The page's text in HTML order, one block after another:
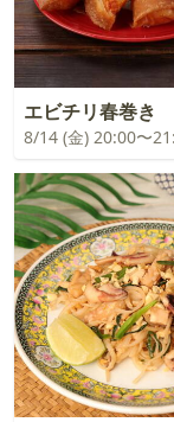
エビチリ春巻き
8/14 (金) 20:00〜